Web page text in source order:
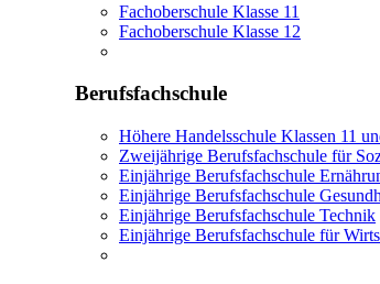
Fachoberschule Klasse 11
Fachoberschule Klasse 12
Berufsfachschule
Höhere Handelsschule Klassen 11
Zweijährige Berufsfachschule für
Einjährige Berufsfachschule
Einjährige Berufsfachschule
Einjährige Berufsfachschule Technik
Einjährige Berufsfachschule für